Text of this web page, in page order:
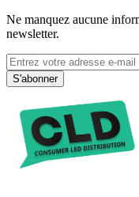
Ne manquez aucune
newsletter.
S'abonner